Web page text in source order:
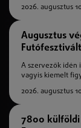
2026. augusztus
Augusztus
Futófesztivált
A szervezők idén
vagyis kiemelt
2026. augusztus
7800 külföldi